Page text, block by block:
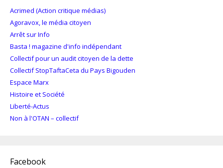
Acrimed (Action critique médias)
Agoravox, le média citoyen
Arrêt sur Info
Basta ! magazine d'info indépendant
Collectif pour un audit citoyen de la dette
Collectif StopTaftaCeta du Pays Bigouden
Espace Marx
Histoire et Société
Liberté-Actus
Non à l'OTAN – collectif
Facebook